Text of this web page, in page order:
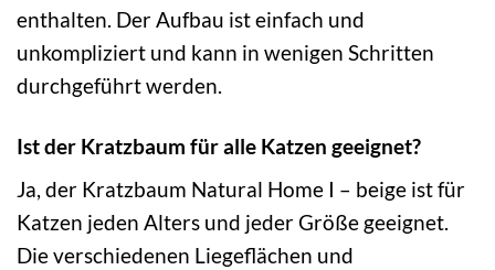
enthalten. Der Aufbau ist einfach und
unkompliziert und kann in wenigen Schritten
durchgeführt werden.
Ist der Kratzbaum für alle Katzen geeignet?
Ja, der Kratzbaum Natural Home I – beige ist für
Katzen jeden Alters und jeder Größe geeignet.
Die verschiedenen Liegeflächen und